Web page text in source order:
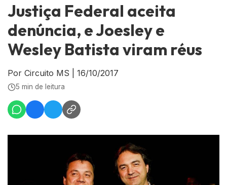
Justiça Federal aceita
denúncia, e Joesley e
Wesley Batista viram réus
Por Circuito MS 16/10/2017
5 min de leitura